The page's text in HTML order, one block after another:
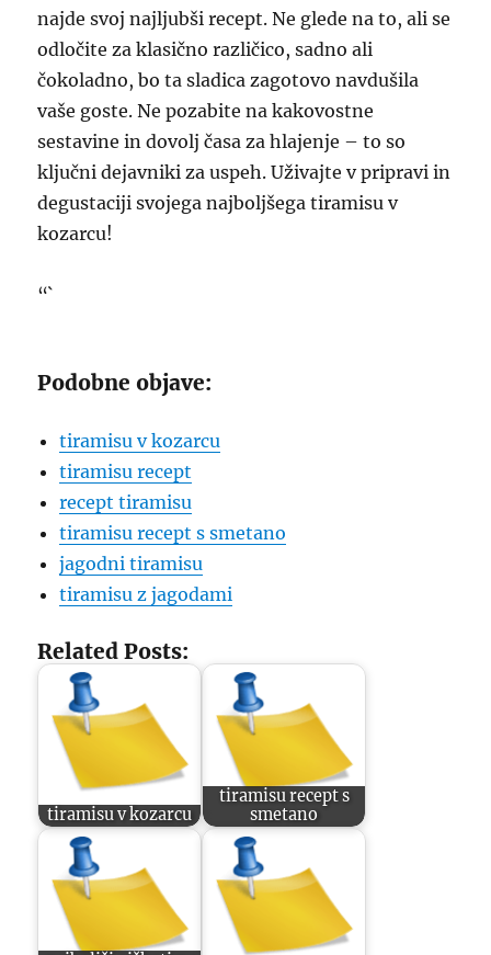
najde svoj najljubši recept. Ne glede na to, ali se
odločite za klasično različico, sadno ali
čokoladno, bo ta sladica zagotovo navdušila
vaše goste. Ne pozabite na kakovostne
sestavine in dovolj časa za hlajenje – to so
ključni dejavniki za uspeh. Uživajte v pripravi in
degustaciji svojega najboljšega tiramisu v
kozarcu!
“`
Podobne objave:
tiramisu v kozarcu
tiramisu recept
recept tiramisu
tiramisu recept s smetano
jagodni tiramisu
tiramisu z jagodami
Related Posts:
tiramisu v kozarcu
tiramisu recept s
smetano